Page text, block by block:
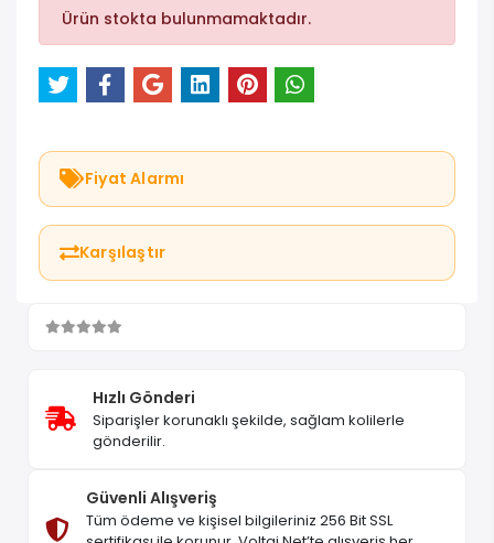
Ürün stokta bulunmamaktadır.
Fiyat Alarmı
Karşılaştır
Hızlı Gönderi
Siparişler korunaklı şekilde, sağlam kolilerle
gönderilir.
Güvenli Alışveriş
Tüm ödeme ve kişisel bilgileriniz 256 Bit SSL